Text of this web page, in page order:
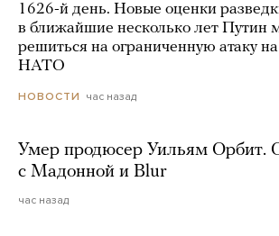
1626-й день. Новые оценки
в ближайшие несколько лет Путин
решиться на ограниченную атаку
НАТО
НОВОСТИ час назад
Умер продюсер Уильям Орбит.
с Мадонной и Blur
час назад